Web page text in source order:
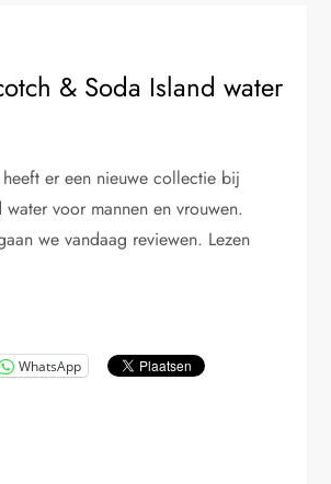
& Soda Island water
er een nieuwe collectie bij
water voor mannen en vrouwen.
we vandaag reviewen. Lezen
WhatsApp